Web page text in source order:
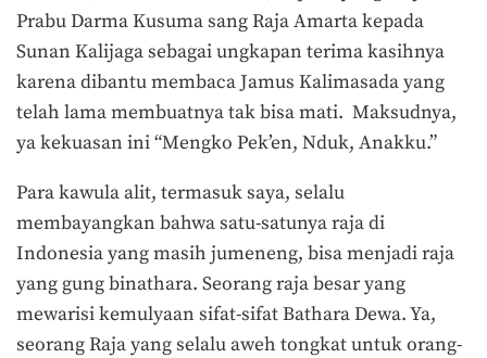
Prabu Darma Kusuma sang Raja Amarta kepada
Sunan Kalijaga sebagai ungkapan terima kasihnya
karena dibantu membaca Jamus Kalimasada yang
telah lama membuatnya tak bisa mati. Maksudnya,
ya kekuasan ini “Mengko Pek’en, Nduk, Anakku.”
Para kawula alit, termasuk saya, selalu
membayangkan bahwa satu-satunya raja di
Indonesia yang masih jumeneng, bisa menjadi raja
yang gung binathara. Seorang raja besar yang
mewarisi kemulyaan sifat-sifat Bathara Dewa. Ya,
seorang Raja yang selalu aweh tongkat untuk orang-